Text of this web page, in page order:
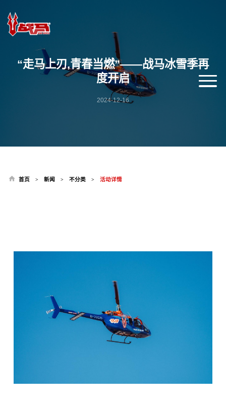
“走马上刃,青春当燃”——战马冰雪季再
度开启
2024-12-16
首页 > 新闻 > 不分类 > 活动详情